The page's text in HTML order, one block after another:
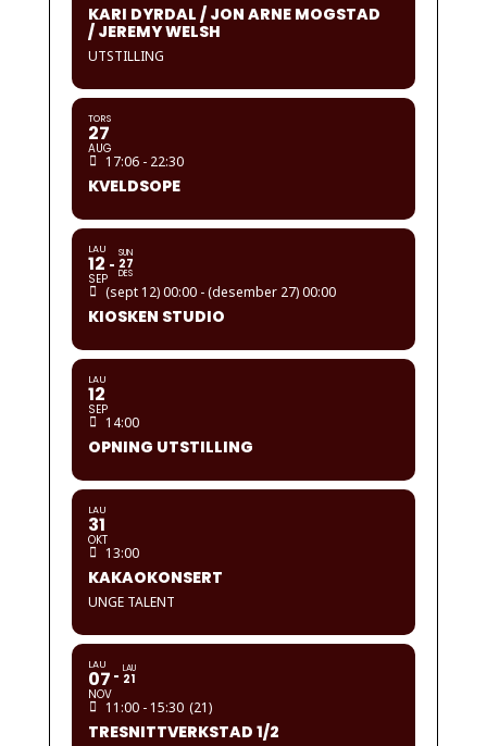
KARI DYRDAL / JON ARNE MOGSTAD
/ JEREMY WELSH
UTSTILLING
TORS
27
AUG
17:06 - 22:30
KVELDSOPE
LAU
12
SEP
SUN
27
DES
(sept 12) 00:00 - (desember 27) 00:00
KIOSKEN STUDIO
LAU
12
SEP
14:00
OPNING UTSTILLING
LAU
31
OKT
13:00
KAKAOKONSERT
UNGE TALENT
LAU
07
NOV
LAU
21
11:00 - 15:30 (21)
TRESNITTVERKSTAD 1/2